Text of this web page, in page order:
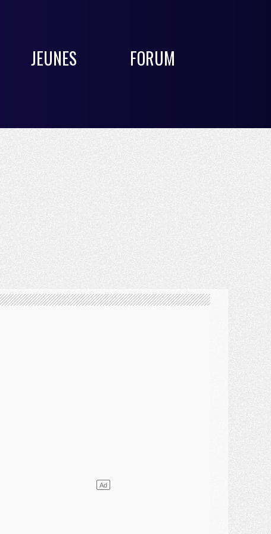
JEUNES FORUM